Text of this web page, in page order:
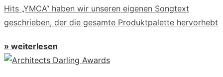
Hits „YMCA“ haben wir unseren eigenen Songtext
geschrieben, der die gesamte Produktpalette hervorhebt
» weiterlesen